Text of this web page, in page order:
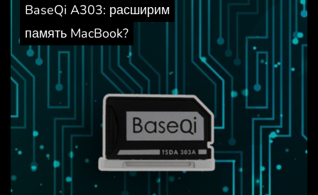
BaseQi A303: расширим
память MacBook?